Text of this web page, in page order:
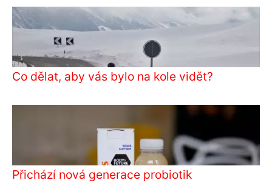
Co dělat, aby vás bylo na kole vidět?
Přichází nová generace probiotik